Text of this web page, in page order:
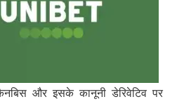
और इसके कानूनी डेरिवेटिव पर